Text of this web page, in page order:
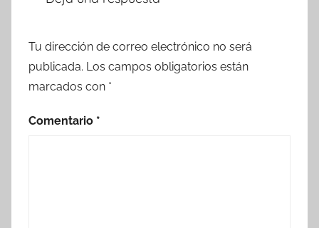
Tu dirección de correo electrónico no será
publicada. Los campos obligatorios están
marcados con *
Comentario *